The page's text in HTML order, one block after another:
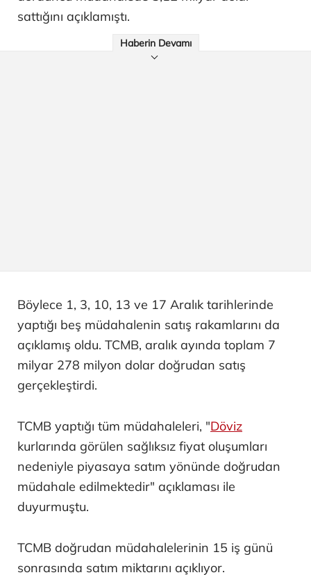
sattığını açıklamıştı.
Haberin Devamı
Böylece 1, 3, 10, 13 ve 17 Aralık tarihlerinde
yaptığı beş müdahalenin satış rakamlarını da
açıklamış oldu. TCMB, aralık ayında toplam 7
milyar 278 milyon dolar doğrudan satış
gerçekleştirdi.
TCMB yaptığı tüm müdahaleleri, "Döviz
kurlarında görülen sağlıksız fiyat oluşumları
nedeniyle piyasaya satım yönünde doğrudan
müdahale edilmektedir" açıklaması ile
duyurmuştu.
TCMB doğrudan müdahalelerinin 15 iş günü
sonrasında satım miktarını açıklıyor.